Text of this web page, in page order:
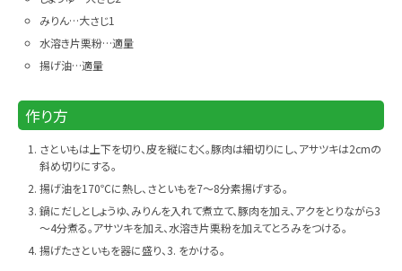
みりん…大さじ1
水溶き片栗粉…適量
揚げ油…適量
作り方
さといもは上下を切り、皮を縦にむく。豚肉は細切りにし、アサツキは2cmの
斜め切りにする。
揚げ油を170℃に熱し、さといもを7～8分素揚げする。
鍋にだしとしょうゆ、みりんを入れて煮立て、豚肉を加え、アクをとりながら3
～4分煮る。アサツキを加え、水溶き片栗粉を加えてとろみをつける。
揚げたさといもを器に盛り、3. をかける。